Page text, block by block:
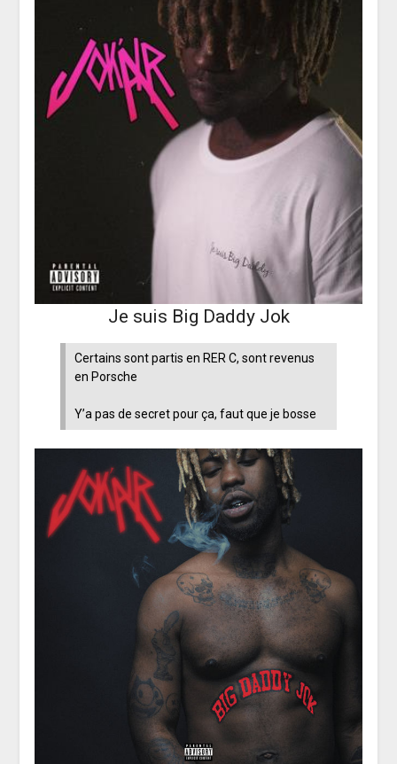
Je suis Big Daddy Jok
Certains sont partis en RER C, sont revenus
en Porsche
Y’a pas de secret pour ça, faut que je bosse